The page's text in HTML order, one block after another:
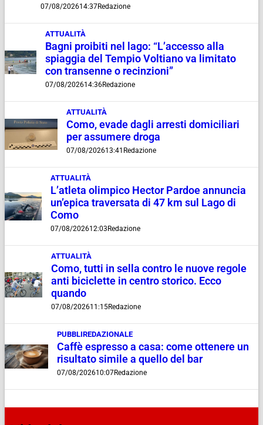
07/08/202614:37Redazione
ATTUALITÀ
Bagni proibiti nel lago: “L’accesso alla
spiaggia del Tempio Voltiano va limitato
con transenne o recinzioni”
07/08/202614:36Redazione
ATTUALITÀ
Como, evade dagli arresti domiciliari
per assumere droga
07/08/202613:41 Redazione
ATTUALITÀ
L’atleta olimpico Hector Pardoe annuncia
un’epica traversata di 47 km sul Lago di
Como
07/08/202612:03 Redazione
ATTUALITÀ
Como, tutti in sella contro le nuove regole
anti biciclette in centro storico. Ecco
quando
07/08/202611:15Redazione
PUBBLIREDAZIONALE
Caffè espresso a casa: come ottenere un
risultato simile a quello del bar
07/08/202610:07Redazione